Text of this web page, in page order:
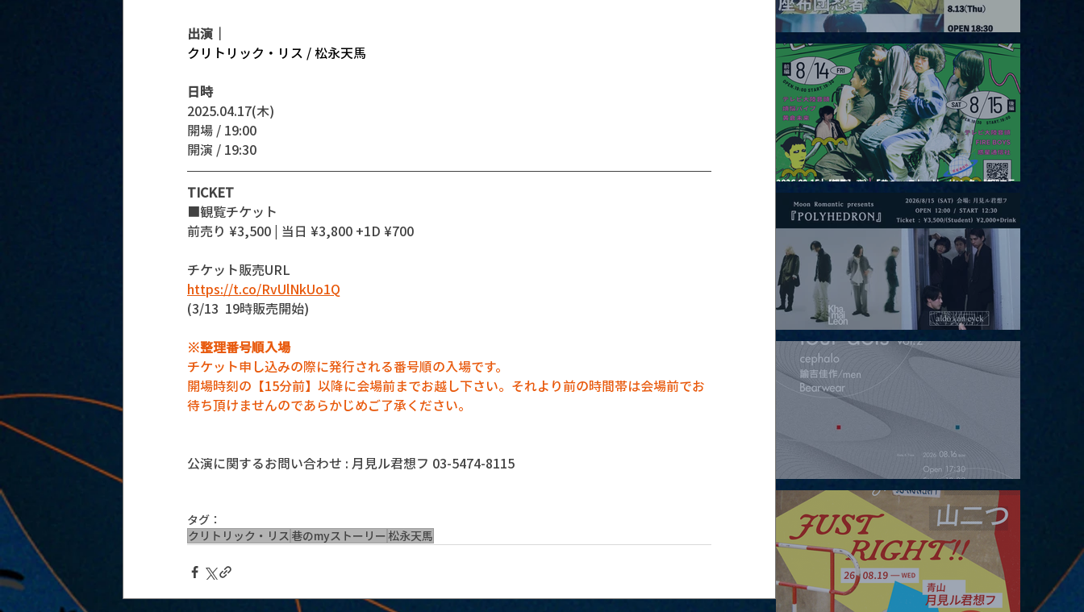
出演｜
クリトリック・リス / 松永天馬
日時
2025.04.17(木)
開場 / 19:00
開演 / 19:30
TICKET
■観覧チケット
前売り ¥3,500 | 当日 ¥3,800 +1D ¥700
チケット販売URL
https://t.co/RvUlNkUo1Q
(3/13  19時販売開始)
※整理番号順入場
チケット申し込みの際に発行される番号順の入場です。
開場時刻の【15分前】以降に会場前までお越し下さい。それより前の時間帯は会場前でお
待ち頂けませんのであらかじめご了承ください。
公演に関するお問い合わせ : 月見ル君想フ 03-5474-8115
タグ：
クリトリック・リス 巷のmyストーリー 松永天馬
2026.08.13 |【観覧】JUST RIGHT!! vol.26
2026.08.15 |【観覧】夜）『巷のmyストーリー/センター"訳"フラ
ッシュ⚡️後編』
2026.08.15 |【観覧】昼）月見ルpre.『POLYHEDRON』
2026.08.16 |【観覧】夜）four dots vol.2